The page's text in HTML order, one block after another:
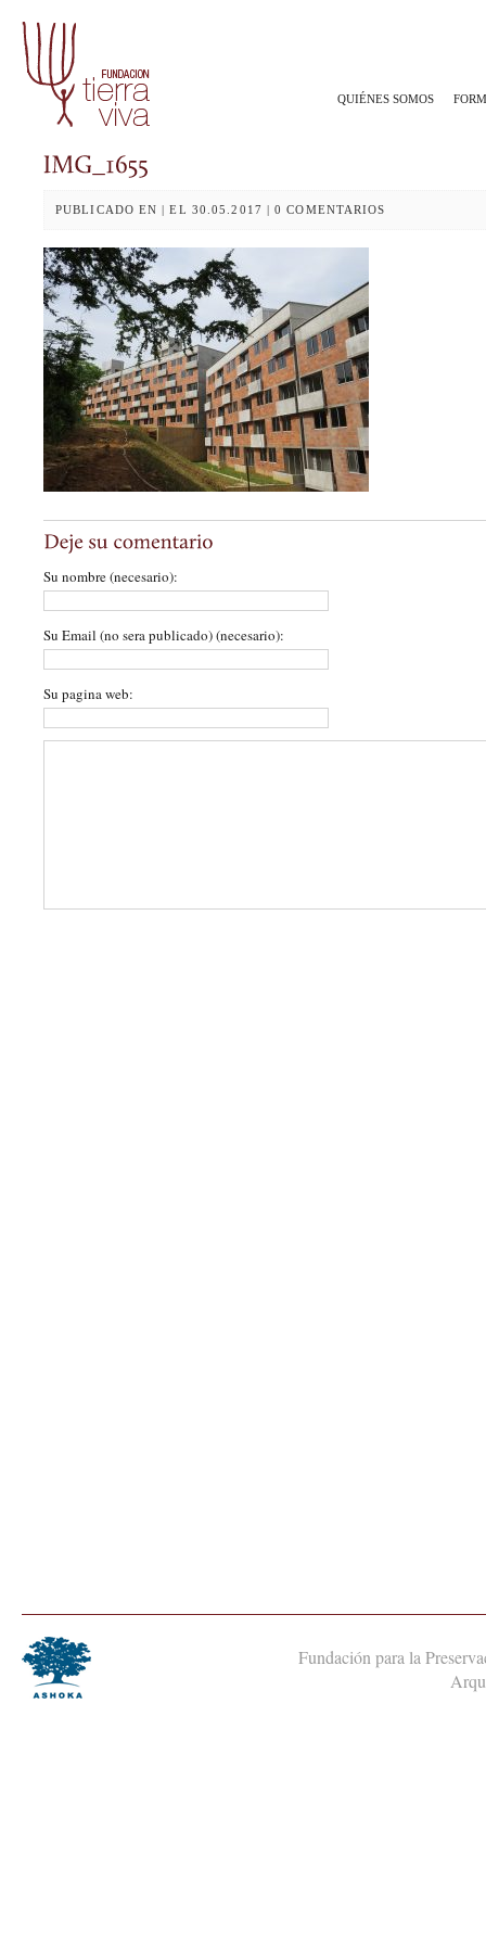
QUIÉNES SOMOS
PUBLICADO EN | EL 30.05.2017 | 0 COMENTARIOS
Su nombre (necesario):
Su Email (no sera publicado) (necesario):
Su pagina web:
Fundación para la